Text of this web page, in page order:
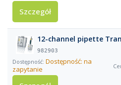
Szczegół
12-channel pipette
982903
Dostępność: na
zapytanie